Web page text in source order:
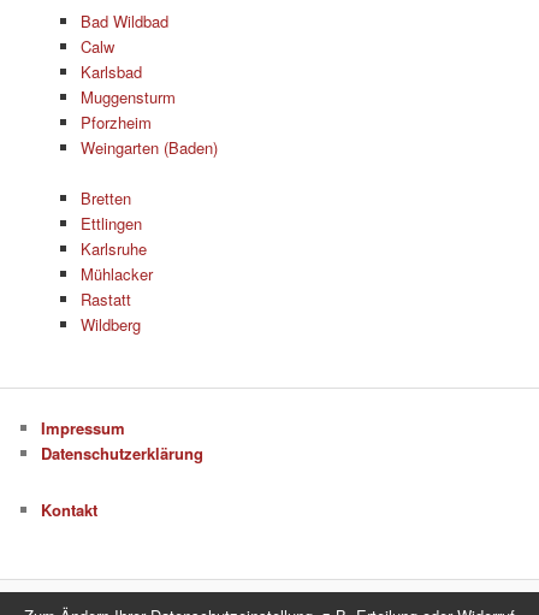
Bad Wildbad
Calw
Karlsbad
Muggensturm
Pforzheim
Weingarten (Baden)
Bretten
Ettlingen
Karlsruhe
Mühlacker
Rastatt
Wildberg
Impressum
Datenschutzerklärung
Kontakt